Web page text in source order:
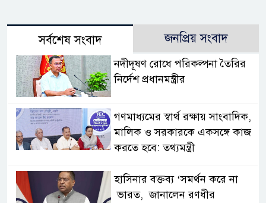
সর্বশেষ সংবাদ জনপ্রিয় সংবাদ
নদীদূষণ রোধে পরিকল্পনা তৈরির
নির্দেশ প্রধানমন্ত্রীর
গণমাধ্যমের স্বার্থ রক্ষায় সাংবাদিক,
মালিক ও সরকারকে একসঙ্গে কাজ
করতে হবে: তথ্যমন্ত্রী
হাসিনার বক্তব্য ‘সমর্থন করে না
ভারত, জানালেন রণধীর